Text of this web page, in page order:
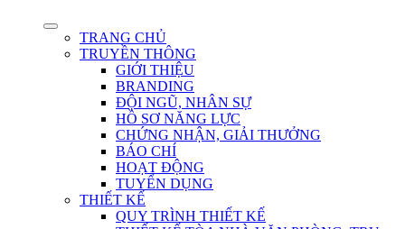
TRANG CHỦ
TRUYỀN THÔNG
GIỚI THIỆU
BRANDING
ĐỘI NGŨ, NHÂN SỰ
HỒ SƠ NĂNG LỰC
CHỨNG NHẬN, GIẢI THƯỞNG
BÁO CHÍ
HOẠT ĐỘNG
TUYỂN DỤNG
THIẾT KẾ
QUY TRÌNH THIẾT KẾ